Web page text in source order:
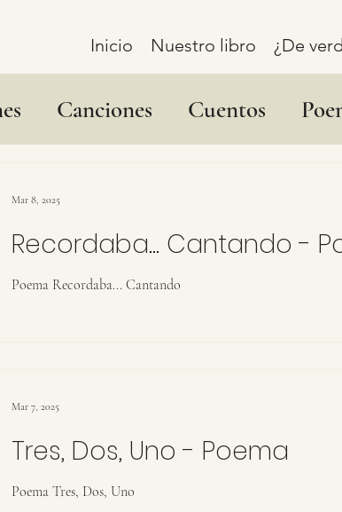
Inicio Nuestro libro ¿De
Canciones Cuentos
Recordaba... Cantando -
Poema Recordaba... Cantando
Mar 8, 2025
Tres, Dos, Uno - Poema
Poema Tres, Dos, Uno
Mar 7, 2025